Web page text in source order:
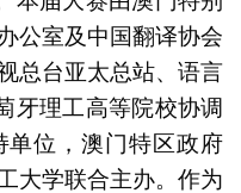
公室及中国翻译协会
总台亚太总站、语言
牙理工高等院校协调
单位，澳门特区政府
大学联合主办。作为